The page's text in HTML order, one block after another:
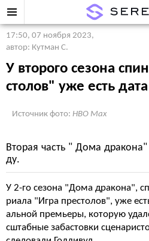
17:50, 07 ноября 2023,
автор: Кутман С.
У второго сезона
столов" уже есть
Источник фото: HBO Max
Вторая часть " Дома
ду.
У 2-го сезона "Дома дракона",
риала "Игра престолов", уже
альной премьеры, которую
сштабные забастовки